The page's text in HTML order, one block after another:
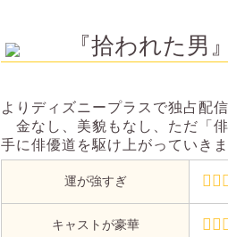
『拾われた男』
よりディズニープラスで独占配信
金なし、美貌もなし、ただ「
手に俳優道を駆け上がっていきま
運が強すぎ
キャストが豪華